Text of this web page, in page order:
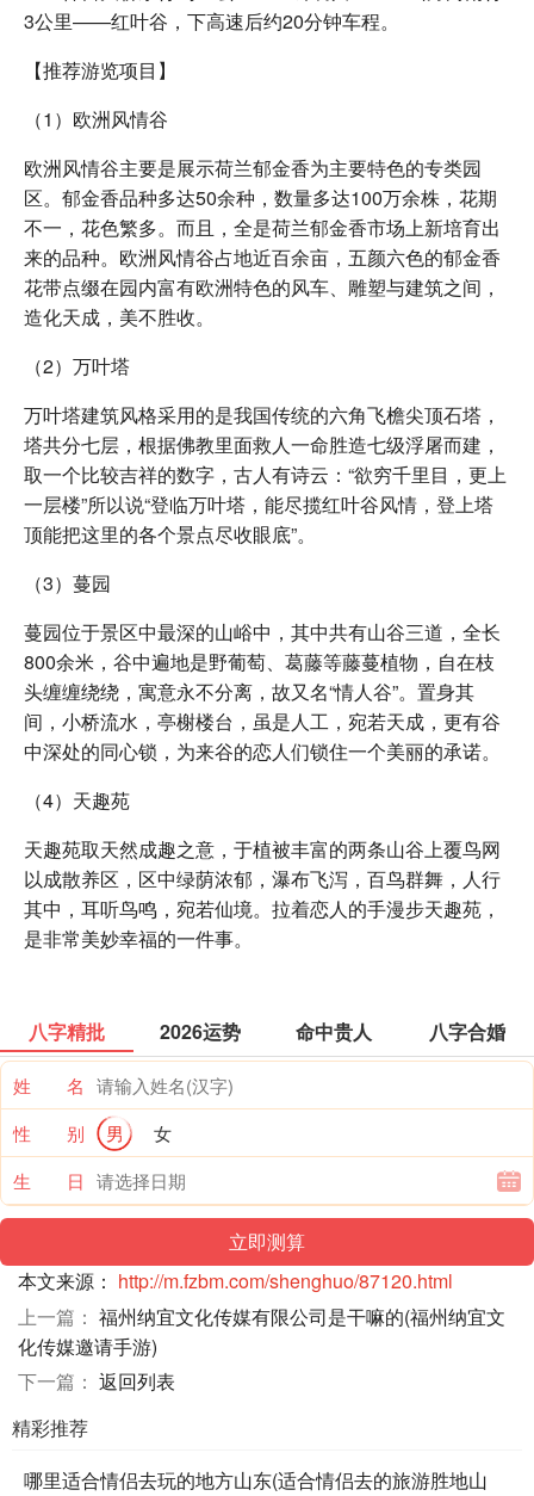
3公里——红叶谷，下高速后约20分钟车程。
【推荐游览项目】
（1）欧洲风情谷
欧洲风情谷主要是展示荷兰郁金香为主要特色的专类园
区。郁金香品种多达50余种，数量多达100万余株，花期
不一，花色繁多。而且，全是荷兰郁金香市场上新培育出
来的品种。欧洲风情谷占地近百余亩，五颜六色的郁金香
花带点缀在园内富有欧洲特色的风车、雕塑与建筑之间，
造化天成，美不胜收。
（2）万叶塔
万叶塔建筑风格采用的是我国传统的六角飞檐尖顶石塔，
塔共分七层，根据佛教里面救人一命胜造七级浮屠而建，
取一个比较吉祥的数字，古人有诗云：“欲穷千里目，更上
一层楼”所以说“登临万叶塔，能尽揽红叶谷风情，登上塔
顶能把这里的各个景点尽收眼底”。
（3）蔓园
蔓园位于景区中最深的山峪中，其中共有山谷三道，全长
800余米，谷中遍地是野葡萄、葛藤等藤蔓植物，自在枝
头缠缠绕绕，寓意永不分离，故又名“情人谷”。置身其
间，小桥流水，亭榭楼台，虽是人工，宛若天成，更有谷
中深处的同心锁，为来谷的恋人们锁住一个美丽的承诺。
（4）天趣苑
天趣苑取天然成趣之意，于植被丰富的两条山谷上覆鸟网
以成散养区，区中绿荫浓郁，瀑布飞泻，百鸟群舞，人行
其中，耳听鸟鸣，宛若仙境。拉着恋人的手漫步天趣苑，
是非常美妙幸福的一件事。
八字精批 2026运势 命中贵人 八字合婚
姓 名
性 别
男
女
生 日
本文来源： http://m.fzbm.com/shenghuo/87120.html
上一篇： 福州纳宜文化传媒有限公司是干嘛的(福州纳宜文
化传媒邀请手游)
下一篇： 返回列表
精彩推荐
哪里适合情侣去玩的地方山东(适合情侣去的旅游胜地山